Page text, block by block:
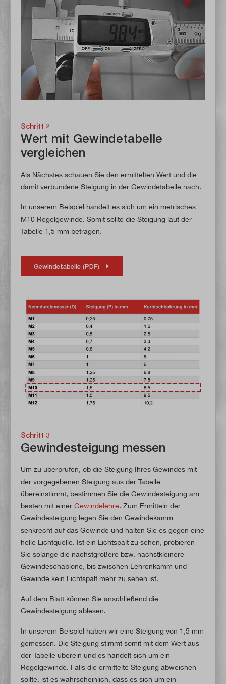
Schritt 2
Wert mit Gewindetabelle
vergleichen
Als Nächstes schauen Sie den ermittelten Wert und die
damit verbundene Steigung in der Gewindetabelle nach.
In unserem Beispiel handelt es sich um ein metrisches
M10 Regelgewinde. Somit sollte die Steigung laut der
Tabelle 1,5 mm betragen.
Gewindetabelle (PDF)
Schritt 3
Gewindesteigung messen
Um zu überprüfen, ob die Steigung Ihres Gewindes mit
der vorgegebenen Steigung aus der Tabelle
übereinstimmt, bestimmen Sie die Gewindesteigung am
besten mit einer Gewindelehre. Zum Ermitteln der
Gewindesteigung legen Sie den Gewindekamm
senkrecht auf das Gewinde und halten Sie es gegen eine
helle Lichtquelle. Ist ein Lichtspalt zu sehen, probieren
Sie solange die nächstgrößere bzw. nächstkleinere
Gewindeschablone, bis zwischen Lehrenkamm und
Gewinde kein Lichtspalt mehr zu sehen ist.
Auf dem Blatt können Sie anschließend die
Gewindesteigung ablesen.
In unserem Beispiel haben wir eine Steigung von 1,5 mm
gemessen. Die Steigung stimmt somit mit dem Wert aus
der Tabelle überein und es handelt sich um ein
Regelgewinde. Falls die ermittelte Steigung abweichen
sollte, ist es wahrscheinlich, dass es sich um ein